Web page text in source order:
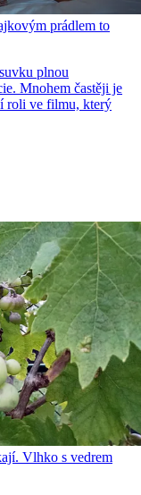
prádlem to
plnou
Mnohem častěji je
roli ve filmu, který
Vlhko s vedrem